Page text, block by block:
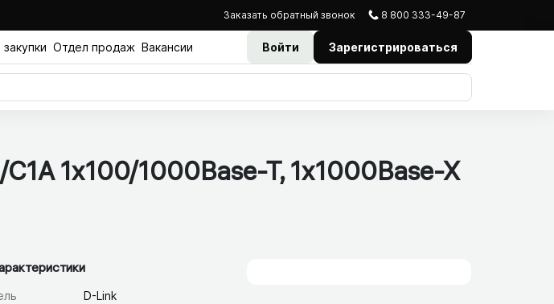
Заказать обратный звонок 8 800 333-49-87
Отдел продаж Вакансии Войти Зарегистрироваться
1x100/​1000Base-T, 1x1000Base-X
D-Link